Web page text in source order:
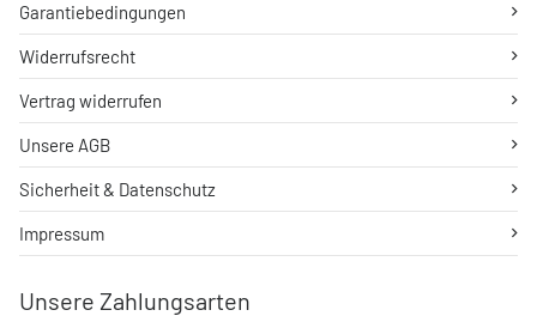
Unsere Zahlungsarten
Garantiebedingungen
Widerrufsrecht
Vertrag widerrufen
Unsere AGB
Sicherheit & Datenschutz
Impressum